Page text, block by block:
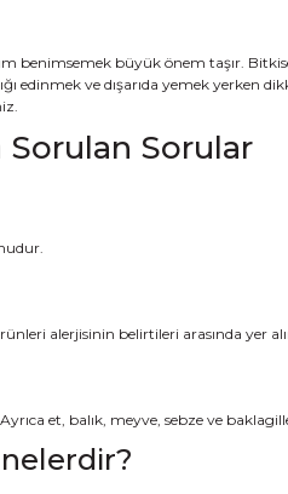
büyük önem taşır.
ve dışarıda yemek yerken
Sorulan Sorular
alerjisinin belirtileri arasında yer
et, balık, meyve, sebze ve